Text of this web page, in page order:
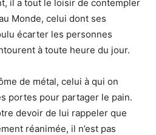
il a tout le loisir de contempler
Monde, celui dont ses
écarter les personnes
à toute heure du jour.
de métal, celui à qui on
portes pour partager le pain.
devoir de lui rappeler que
réanimée, il n’est pas